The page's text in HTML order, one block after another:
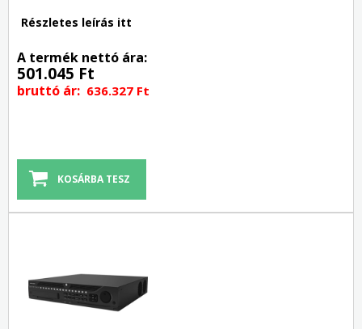
Részletes leírás itt
A termék nettó ára:
501.045 Ft
bruttó ár: 636.327 Ft